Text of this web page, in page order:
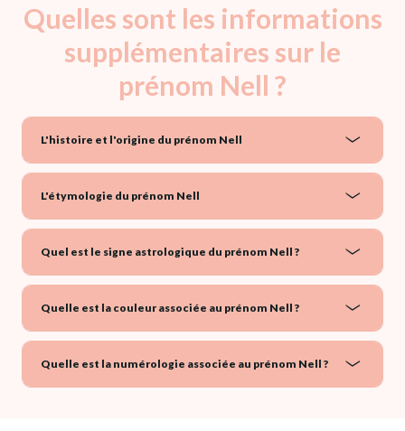
Quelles sont les informations
supplémentaires sur le
prénom Nell ?
L'histoire et l'origine du prénom Nell
L'étymologie du prénom Nell
Quel est le signe astrologique du prénom Nell ?
Quelle est la couleur associée au prénom Nell ?
Quelle est la numérologie associée au prénom Nell ?